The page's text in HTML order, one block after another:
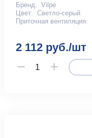
Бренд: Vilpe
Цвет: Светло-серый
Приточная вентиляция:
2 112 руб./шт